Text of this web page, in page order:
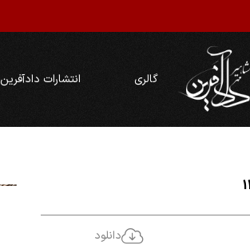
گالری انتشارات دادآفرین
دانلود